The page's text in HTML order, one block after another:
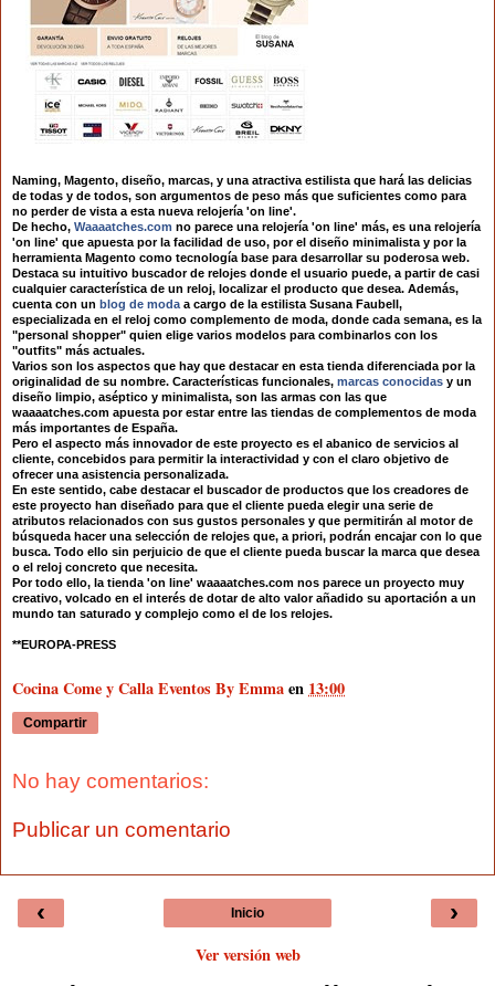
Naming, Magento, diseño, marcas, y una atractiva estilista que hará las delicias
de todas y de todos, son argumentos de peso más que suficientes como para
no perder de vista a esta nueva relojería 'on line'.
De hecho, Waaaatches.com no parece una relojería 'on line' más, es una relojería
'on line' que apuesta por la facilidad de uso, por el diseño minimalista y por la
herramienta Magento como tecnología base para desarrollar su poderosa web.
Destaca su intuitivo buscador de relojes donde el usuario puede, a partir de casi
cualquier característica de un reloj, localizar el producto que desea. Además,
cuenta con un blog de moda a cargo de la estilista Susana Faubell,
especializada en el reloj como complemento de moda, donde cada semana, es la
"personal shopper" quien elige varios modelos para combinarlos con los
"outfits" más actuales.
Varios son los aspectos que hay que destacar en esta tienda diferenciada por la
originalidad de su nombre. Características funcionales, marcas conocidas y un
diseño limpio, aséptico y minimalista, son las armas con las que
waaaatches.com apuesta por estar entre las tiendas de complementos de moda
más importantes de España.
Pero el aspecto más innovador de este proyecto es el abanico de servicios al
cliente, concebidos para permitir la interactividad y con el claro objetivo de
ofrecer una asistencia personalizada.
En este sentido, cabe destacar el buscador de productos que los creadores de
este proyecto han diseñado para que el cliente pueda elegir una serie de
atributos relacionados con sus gustos personales y que permitirán al motor de
búsqueda hacer una selección de relojes que, a priori, podrán encajar con lo que
busca. Todo ello sin perjuicio de que el cliente pueda buscar la marca que desea
o el reloj concreto que necesita.
Por todo ello, la tienda 'on line' waaaatches.com nos parece un proyecto muy
creativo, volcado en el interés de dotar de alto valor añadido su aportación a un
mundo tan saturado y complejo como el de los relojes.
**EUROPA-PRESS
Cocina Come y Calla Eventos By Emmaen13:00
Compartir
No hay comentarios:
Publicar un comentario
‹ ›
Inicio
Ver versión web